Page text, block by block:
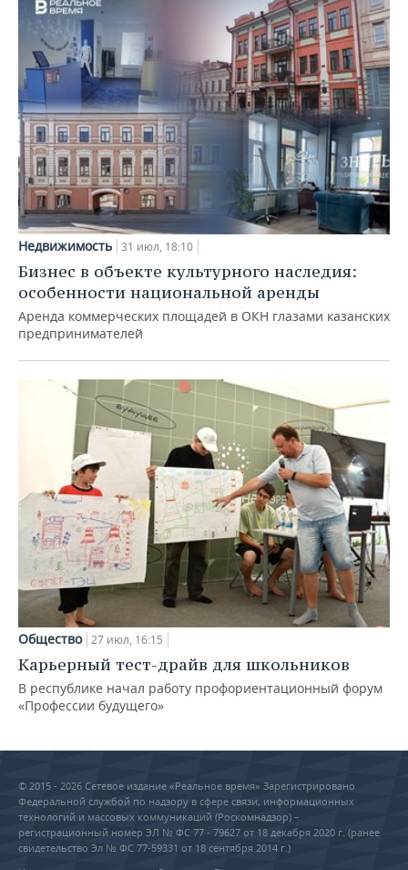
Недвижимость 31 июл, 18:10
Бизнес в объекте культурного наследия:
особенности национальной аренды
Аренда коммерческих площадей в ОКН глазами казанских
предпринимателей
Общество 27 июл, 16:15
Карьерный тест-драйв для школьников
В республике начал работу профориентационный форум
«Профессии будущего»
© 2015 - 2026 Сетевое издание «Реальное время» Зарегистрировано
Федеральной службой по надзору в сфере связи, информационных
технологий и массовых коммуникаций (Роскомнадзор) –
регистрационный номер ЭЛ № ФС 77 - 79627 от 18 декабря 2020 г. (ранее
свидетельство Эл № ФС 77-59331 от 18 сентября 2014 г.)